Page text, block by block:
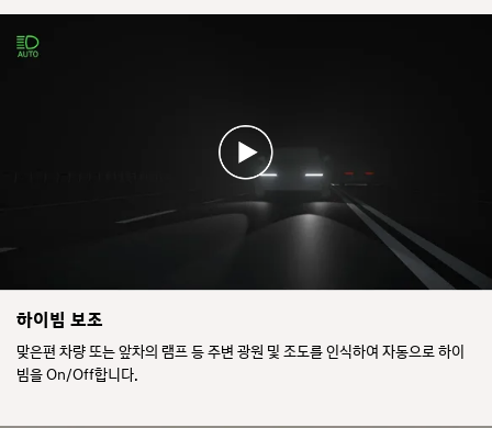
하이빔 보조
맞은편 차량 또는 앞차의 램프 등 주변 광원 및 조도를 인식하여 자동으로 하이
빔을 On/Off합니다.